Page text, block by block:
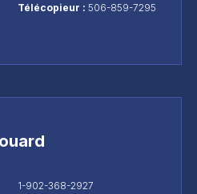
Télécopieur : 506-859-7295
1-902-368-2927